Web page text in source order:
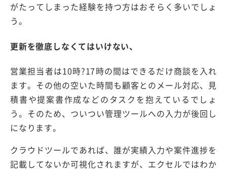
がたってしまった経験を持つ方はおそらく多いでしょ
う。
更新を徹底しなくてはいけない、
営業担当者は10時?17時の間はできるだけ商談を入れ
ます。その他の空いた時間も顧客とのメール対応、見
積書や提案書作成などのタスクを抱えているでしょ
う。そのため、ついつい管理ツールへの入力が後回し
になります。
クラウドツールであれば、誰が実績入力や案件進捗を
記載してないか可視化されますが、エクセルではわか